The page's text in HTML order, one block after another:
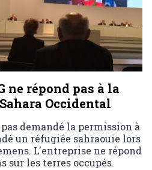
ne répond pas à la
Occidental
demandé la permission à
un réfugiée sahraouie lors
L'entreprise ne répond
sur les terres occupés.